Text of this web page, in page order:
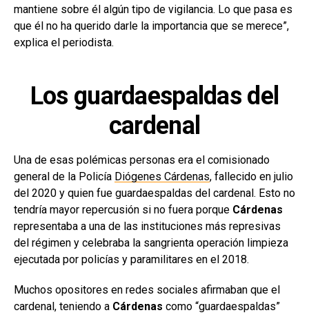
mantiene sobre él algún tipo de vigilancia. Lo que pasa es
que él no ha querido darle la importancia que se merece”,
explica el periodista.
Los guardaespaldas del
cardenal
Una de esas polémicas personas era el comisionado
general de la Policía Diógenes Cárdenas, fallecido en julio
del 2020 y quien fue guardaespaldas del cardenal. Esto no
tendría mayor repercusión si no fuera porque Cárdenas
representaba a una de las instituciones más represivas
del régimen y celebraba la sangrienta operación limpieza
ejecutada por policías y paramilitares en el 2018.
Muchos opositores en redes sociales afirmaban que el
cardenal, teniendo a Cárdenas como “guardaespaldas”